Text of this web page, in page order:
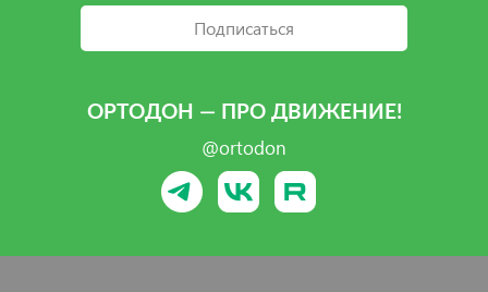
Подписаться
ОРТОДОН — ПРО ДВИЖЕНИЕ!
@ortodon